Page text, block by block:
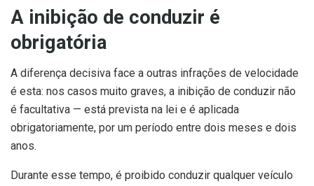
A inibição de conduzir é
obrigatória
A diferença decisiva face a outras infrações de velocidade
é esta: nos casos muito graves, a inibição de conduzir não
é facultativa — está prevista na lei e é aplicada
obrigatoriamente, por um período entre dois meses e dois
anos.
Durante esse tempo, é proibido conduzir qualquer veículo